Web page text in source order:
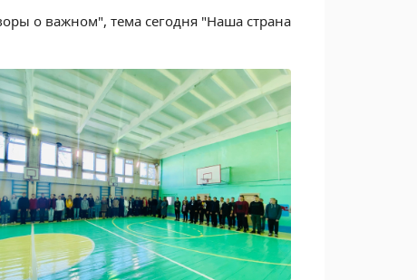
о важном", тема сегодня "Наша страна